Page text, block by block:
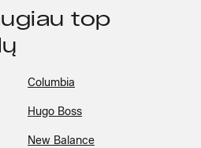
top
Columbia
Hugo Boss
New Balance